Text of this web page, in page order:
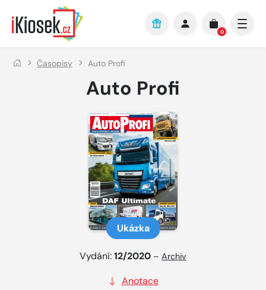
Přejít na hlavní obsah
0
Časopisy Auto Profi
Auto Profi
Ukázka
Vydání:12/2020 – Archiv
Anotace